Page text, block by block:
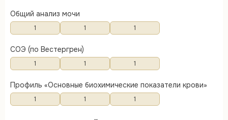
Общий анализ мочи
1 1 1
СОЭ (по Вестергрен)
1 1 1
Профиль «Основные биохимические показатели крови»
1 1 1